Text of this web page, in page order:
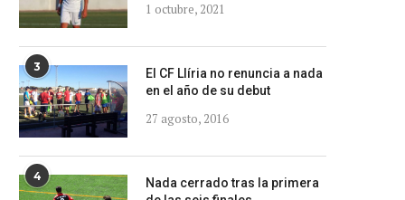
1 octubre, 2021
3
El CF Llíria no renuncia a nada
en el año de su debut
27 agosto, 2016
4
Nada cerrado tras la primera